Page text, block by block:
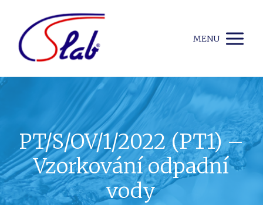
MENU
PT/S/OV/1/2022 (PT1) –
Vzorkování odpadní
vody